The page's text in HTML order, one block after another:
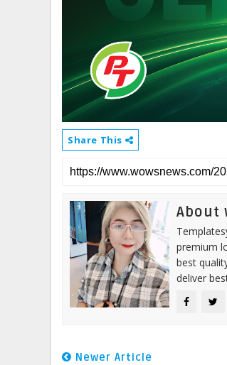
Share This
About
premium
best
deliver
Newer Article